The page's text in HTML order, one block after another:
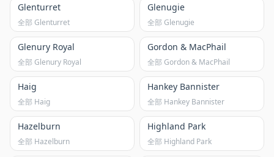
Glenturret
全部 Glenturret
Glenugie
全部 Glenugie
Glenury Royal
全部 Glenury Royal
Gordon & MacPhail
全部 Gordon & MacPhail
Haig
全部 Haig
Hankey Bannister
全部 Hankey Bannister
Hazelburn
全部 Hazelburn
Highland Park
全部 Highland Park